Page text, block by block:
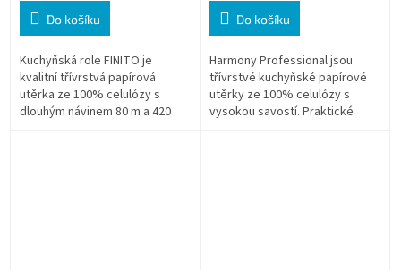
Do košíku
Kuchyňská role FINITO je
kvalitní třívrstvá papírová
utěrka ze 100% celulózy s
dlouhým návinem 80 m a 420
Do košíku
Harmony Professional jsou
třívrstvé kuchyňské papírové
utěrky ze 100% celulózy s
vysokou savostí. Praktické